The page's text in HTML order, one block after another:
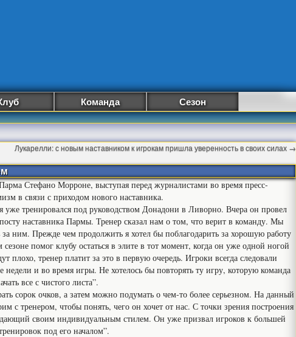
Команда Сезон
Лукарелли: с новым наставником к игрокам пришла уверенность в своих силах →
Стефано Морроне, выступая перед журналистами во время пресс-
в связи с приходом нового наставника.
уже тренировался под руководством Донадони в Ливорно. Вчера он провел
наставника Пармы. Тренер сказал нам о том, что верит в команду. Мы
за ним. Прежде чем продолжить я хотел бы поблагодарить за хорошую работу
помог клубу остаться в элите в тот момент, когда он уже одной ногой
плохо, тренер платит за это в первую очередь. Игроки всегда следовали
недели и во время игры. Не хотелось бы повторять ту игру, которую команда
все с чистого листа”.
сорок очков, а затем можно подумать о чем-то более серьезном. На данный
с тренером, чтобы понять, чего он хочет от нас. С точки зрения построения
своим индивидуальным стилем. Он уже призвал игроков к большей
под его началом”.